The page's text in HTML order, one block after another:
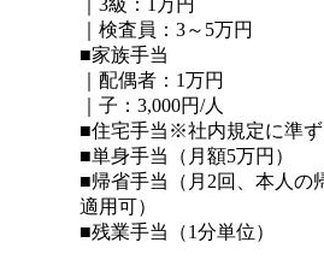
｜3級：1万円
｜検査員：3～5万円
■家族手当
｜配偶者：1万円
｜子：3,000円/人
■住宅手当※社内規定に準ず
■単身手当（月額5万円）
■帰省手当（月2回、本人の
適用可）
■残業手当（1分単位）